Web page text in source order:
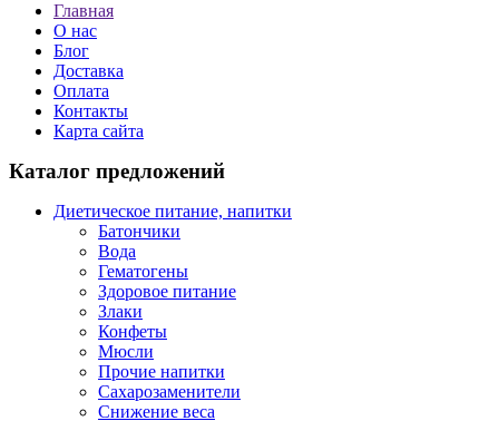
Главная
О нас
Блог
Доставка
Оплата
Контакты
Карта сайта
Каталог предложений
Диетическое питание, напитки
Батончики
Вода
Гематогены
Здоровое питание
Злаки
Конфеты
Мюсли
Прочие напитки
Сахарозаменители
Снижение веса